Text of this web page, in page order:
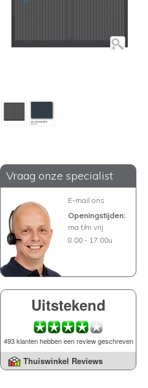
Vraag onze specialist
E-mail ons
Openingstijden:
ma t/m vrij
8.00 - 17.00u
Uitstekend
493 klanten hebben een review geschreven
Thuiswinkel Reviews